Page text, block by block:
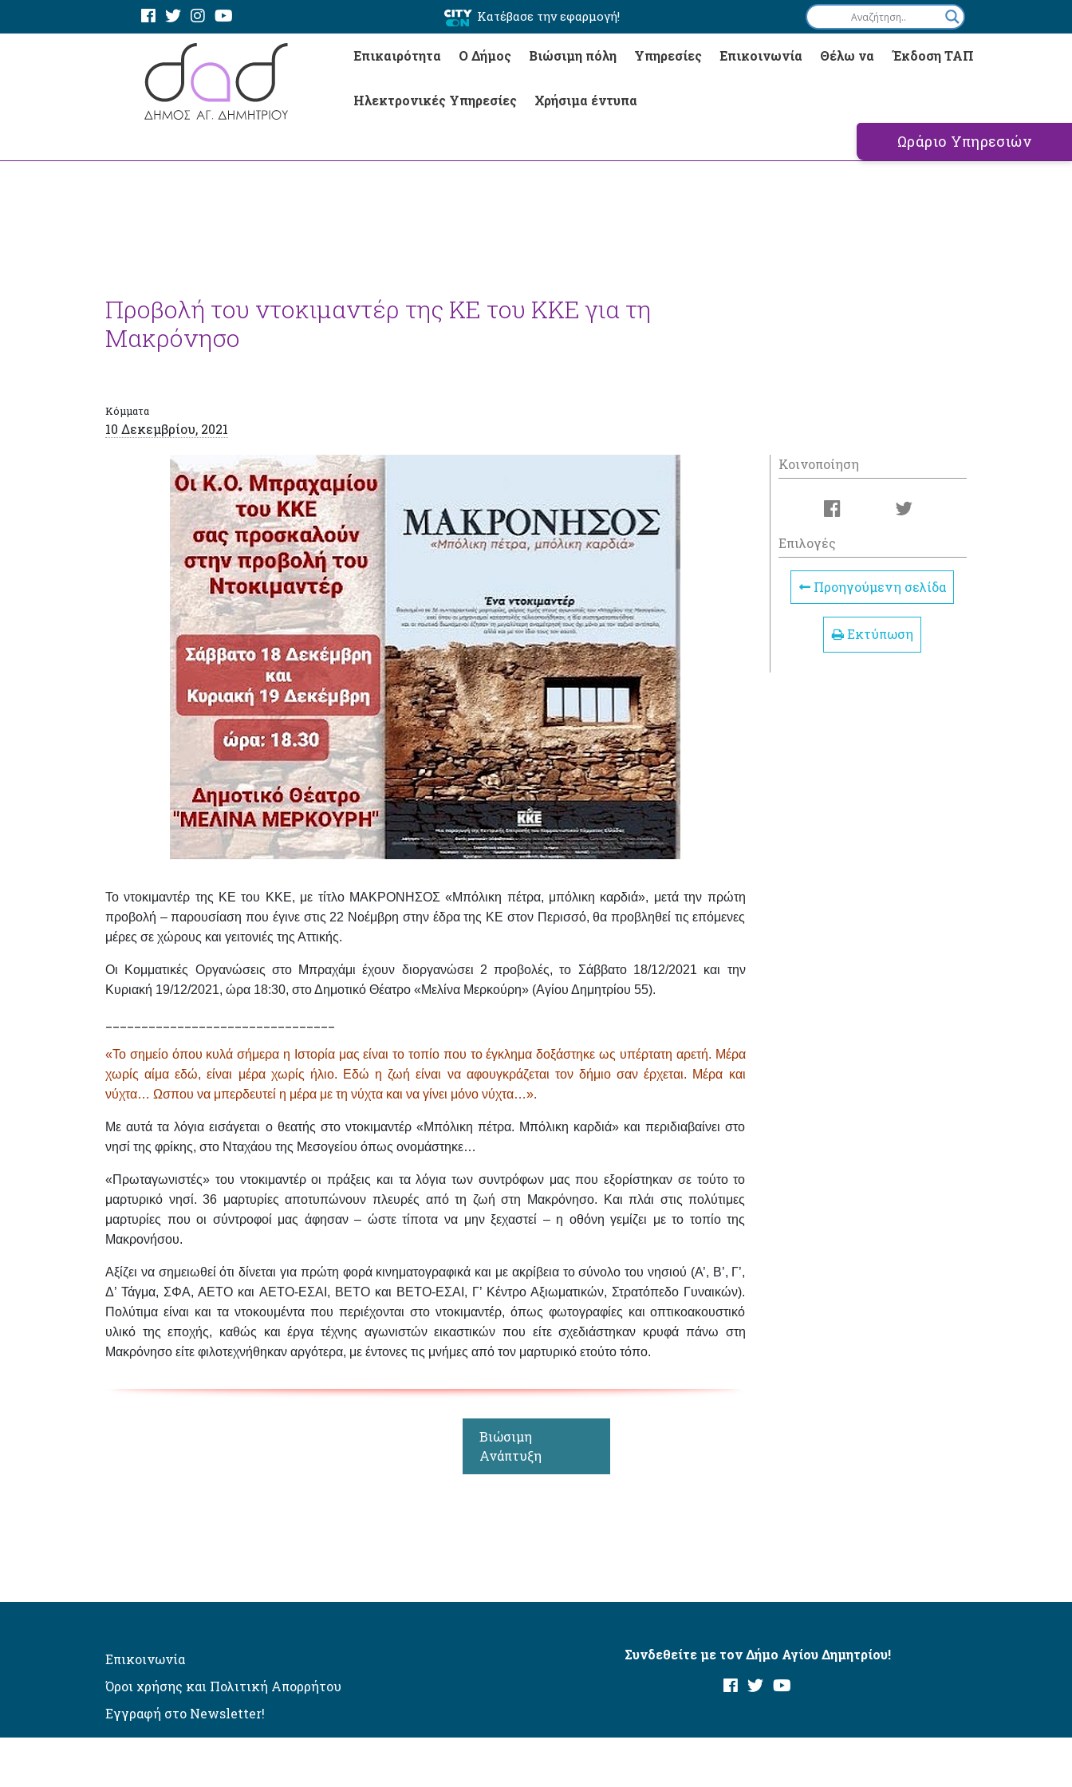
Κατέβασε την εφαρμογή!
Επικαιρότητα Ο Δήμος Βιώσιμη πόλη Υπηρεσίες Επικοινωνία Θέλω να Έκδοση ΤΑΠ
Ηλεκτρονικές Υπηρεσίες Χρήσιμα έντυπα
Ωράριο Υπηρεσιών
Προβολή του ντοκιμαντέρ της ΚΕ του ΚΚΕ για τη
Μακρόνησο
Κόμματα
10 Δεκεμβρίου, 2021
Το ντοκιμαντέρ της ΚΕ του ΚΚΕ, με τίτλο ΜΑΚΡΟΝΗΣΟΣ «Μπόλικη πέτρα, μπόλικη καρδιά», μετά την πρώτη
προβολή – παρουσίαση που έγινε στις 22 Νοέμβρη στην έδρα της ΚΕ στον Περισσό, θα προβληθεί τις επόμενες
μέρες σε χώρους και γειτονιές της Αττικής.
Οι Κομματικές Οργανώσεις στο Μπραχάμι έχουν διοργανώσει 2 προβολές, το Σάββατο 18/12/2021 και την
Κυριακή 19/12/2021, ώρα 18:30, στο Δημοτικό Θέατρο «Μελίνα Μερκούρη» (Αγίου Δημητρίου 55).
«Το σημείο όπου κυλά σήμερα η Ιστορία μας είναι το τοπίο που το έγκλημα δοξάστηκε ως υπέρτατη αρετή. Μέρα
χωρίς αίμα εδώ, είναι μέρα χωρίς ήλιο. Εδώ η ζωή είναι να αφουγκράζεται τον δήμιο σαν έρχεται. Μέρα και
νύχτα… Ωσπου να μπερδευτεί η μέρα με τη νύχτα και να γίνει μόνο νύχτα…».
Με αυτά τα λόγια εισάγεται ο θεατής στο ντοκιμαντέρ «Μπόλικη πέτρα. Μπόλικη καρδιά» και περιδιαβαίνει στο
νησί της φρίκης, στο Νταχάου της Μεσογείου όπως ονομάστηκε…
«Πρωταγωνιστές» του ντοκιμαντέρ οι πράξεις και τα λόγια των συντρόφων μας που εξορίστηκαν σε τούτο το
μαρτυρικό νησί. 36 μαρτυρίες αποτυπώνουν πλευρές από τη ζωή στη Μακρόνησο. Και πλάι στις πολύτιμες
μαρτυρίες που οι σύντροφοί μας άφησαν – ώστε τίποτα να μην ξεχαστεί – η οθόνη γεμίζει με το τοπίο της
Μακρονήσου.
Αξίζει να σημειωθεί ότι δίνεται για πρώτη φορά κινηματογραφικά και με ακρίβεια το σύνολο του νησιού (Α’, Β’, Γ’,
Δ’ Τάγμα, ΣΦΑ, ΑΕΤΟ και ΑΕΤΟ-ΕΣΑΙ, ΒΕΤΟ και ΒΕΤΟ-ΕΣΑΙ, Γ’ Κέντρο Αξιωματικών, Στρατόπεδο Γυναικών).
Πολύτιμα είναι και τα ντοκουμέντα που περιέχονται στο ντοκιμαντέρ, όπως φωτογραφίες και οπτικοακουστικό
υλικό της εποχής, καθώς και έργα τέχνης αγωνιστών εικαστικών που είτε σχεδιάστηκαν κρυφά πάνω στη
Μακρόνησο είτε φιλοτεχνήθηκαν αργότερα, με έντονες τις μνήμες από τον μαρτυρικό ετούτο τόπο.
Κοινοποίηση
Επιλογές
Προηγούμενη σελίδα
Εκτύπωση
Βιώσιμη
Ανάπτυξη
Επικοινωνία
Όροι χρήσης και Πολιτική Απορρήτου
Εγγραφή στο Newsletter!
Συνδεθείτε με τον Δήμο Αγίου Δημητρίου!